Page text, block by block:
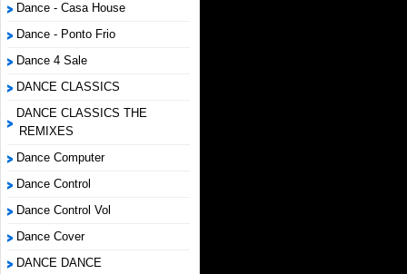
Dance - Casa House
Dance - Ponto Frio
Dance 4 Sale
DANCE CLASSICS
DANCE CLASSICS THE
REMIXES
Dance Computer
Dance Control
Dance Control Vol
Dance Cover
DANCE DANCE